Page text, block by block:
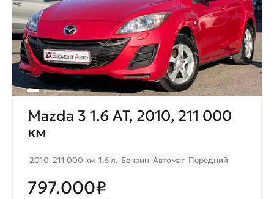
Mazda 3 1.6 AT, 2010, 211 000
км
2010 211 000 км 1.6 л. Бензин Автомат Передний
797.000₽